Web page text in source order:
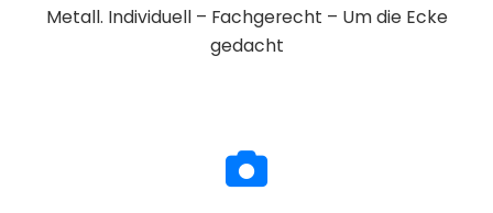
Metall. Individuell – Fachgerecht – Um die Ecke
gedacht